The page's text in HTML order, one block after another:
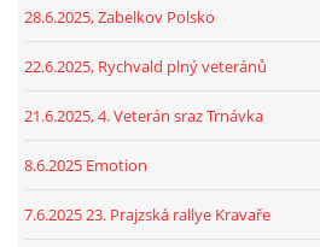
28.6.2025, Zabelkov Polsko
22.6.2025, Rychvald plný veteránů
21.6.2025, 4. Veterán sraz Trnávka
8.6.2025 Emotion
7.6.2025 23. Prajzská rallye Kravaře